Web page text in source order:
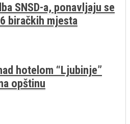
SNSD-a, ponavljaju se
biračkih mjesta
hotelom “Ljubinje”
opštinu